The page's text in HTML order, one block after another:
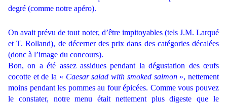
degré (comme notre apéro).
On avait prévu de tout noter, d’être impitoyables (tels J.M. Larqué
et T. Rolland), de décerner des prix dans des catégories décalées
(donc à l’image du concours).
Bon, on a été assez assidues pendant la dégustation des œufs
cocotte et de la « Caesar salad with smoked salmon », nettement
moins pendant les pommes au four épicées. Comme vous pouvez
le constater, notre menu était nettement plus digeste que le